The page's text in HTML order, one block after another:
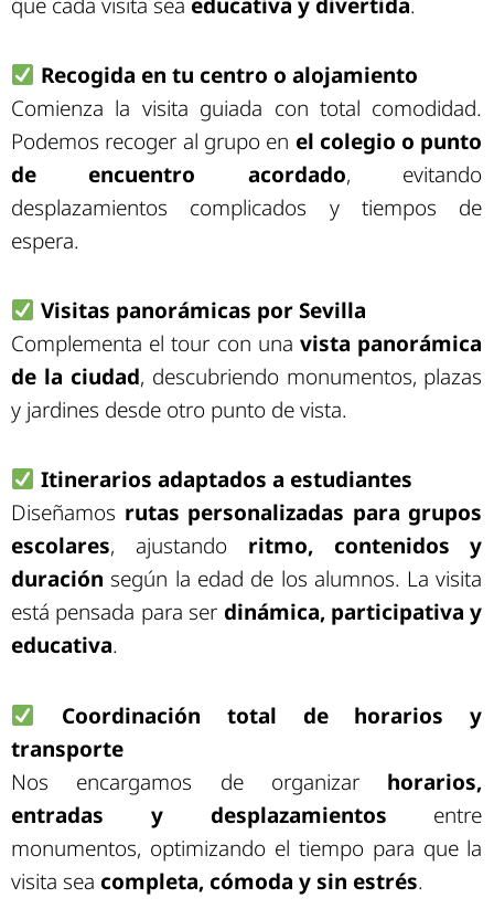
Recogida en tu centro o alojamiento
Comienza la visita guiada con total comodidad.
Podemos recoger al grupo en el colegio o punto
de encuentro acordado, evitando
desplazamientos complicados y tiempos de
espera.
Visitas panorámicas por Sevilla
Complementa el tour con unavista panorámica
de la ciudad, descubriendo monumentos, plazas
y jardines desde otro punto de vista.
Itinerarios adaptados a estudiantes
Diseñamos rutas personalizadas para grupos
escolares, ajustando ritmo, contenidos y
duración según la edad de los alumnos. La visita
está pensada para ser dinámica, participativa y
educativa.
Coordinación total de horarios y
transporte
Nos encargamos de organizar horarios,
entradas y desplazamientos entre
monumentos, optimizando el tiempo para que la
visita sea completa, cómoda y sin estrés.